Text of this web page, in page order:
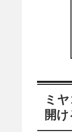
ミ
開